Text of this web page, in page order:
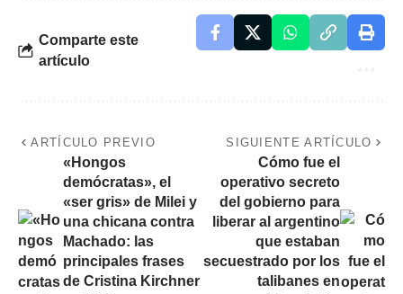
Comparte este
artículo
ARTÍCULO PREVIO
«Hongos
demócratas», el
«ser gris» de Milei y
una chicana contra
Machado: las
principales frases
de Cristina Kirchner
SIGUIENTE ARTÍCULO
Cómo fue el
operativo secreto
del gobierno para
liberar al argentino
que estaban
secuestrado por los
talibanes en